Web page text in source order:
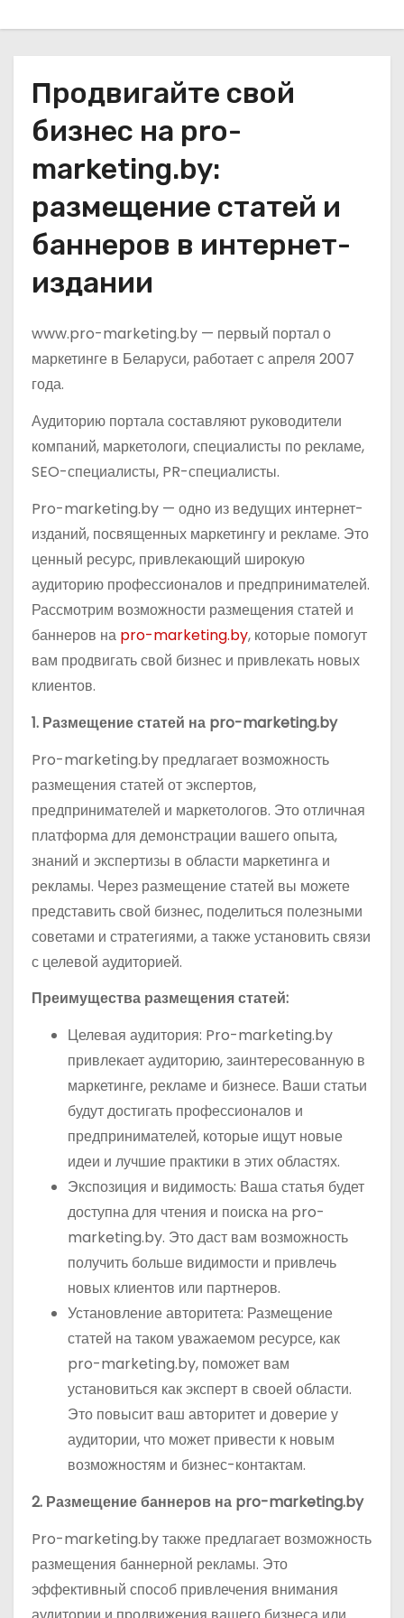
Продвигайте свой
бизнес на pro-
marketing.by:
размещение статей и
баннеров в интернет-
издании
www.pro-marketing.by — первый портал о
маркетинге в Беларуси, работает с апреля 2007
года.
Аудиторию портала составляют руководители
компаний, маркетологи, специалисты по рекламе,
SEO-специалисты, PR-специалисты.
Pro-marketing.by — одно из ведущих интернет-
изданий, посвященных маркетингу и рекламе. Это
ценный ресурс, привлекающий широкую
аудиторию профессионалов и предпринимателей.
Рассмотрим возможности размещения статей и
баннеров на pro-marketing.by, которые помогут
вам продвигать свой бизнес и привлекать новых
клиентов.
1. Размещение статей на pro-marketing.by
Pro-marketing.by предлагает возможность
размещения статей от экспертов,
предпринимателей и маркетологов. Это отличная
платформа для демонстрации вашего опыта,
знаний и экспертизы в области маркетинга и
рекламы. Через размещение статей вы можете
представить свой бизнес, поделиться полезными
советами и стратегиями, а также установить связи
с целевой аудиторией.
Преимущества размещения статей:
Целевая аудитория: Pro-marketing.by
привлекает аудиторию, заинтересованную в
маркетинге, рекламе и бизнесе. Ваши статьи
будут достигать профессионалов и
предпринимателей, которые ищут новые
идеи и лучшие практики в этих областях.
Экспозиция и видимость: Ваша статья будет
доступна для чтения и поиска на pro-
marketing.by. Это даст вам возможность
получить больше видимости и привлечь
новых клиентов или партнеров.
Установление авторитета: Размещение
статей на таком уважаемом ресурсе, как
pro-marketing.by, поможет вам
установиться как эксперт в своей области.
Это повысит ваш авторитет и доверие у
аудитории, что может привести к новым
возможностям и бизнес-контактам.
2. Размещение баннеров на pro-marketing.by
Pro-marketing.by также предлагает возможность
размещения баннерной рекламы. Это
эффективный способ привлечения внимания